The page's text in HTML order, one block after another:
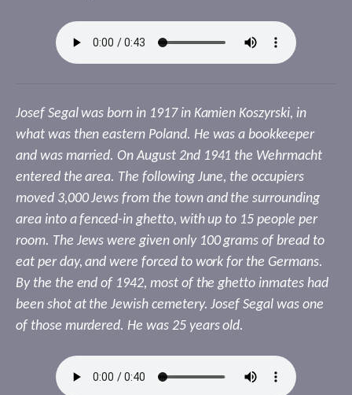
Josef Segal was born in 1917 in Kamien Koszyrski, in
what was then eastern Poland. He was a bookkeeper
and was married. On August 2nd 1941 the Wehrmacht
entered the area. The following June, the occupiers
moved 3,000 Jews from the town and the surrounding
area into a fenced-in ghetto, with up to 15 people per
room. The Jews were given only 100 grams of bread to
eat per day, and were forced to work for the Germans.
By the the end of 1942, most of the ghetto inmates had
been shot at the Jewish cemetery. Josef Segal was one
of those murdered. He was 25 years old.